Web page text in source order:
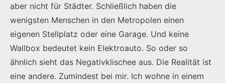
aber nicht für Städter. Schließlich haben die
wenigsten Menschen in den Metropolen einen
eigenen Stellplatz oder eine Garage. Und keine
Wallbox bedeutet kein Elektroauto. So oder so
ähnlich sieht das Negativklischee aus. Die Realität ist
eine andere. Zumindest bei mir. Ich wohne in einem